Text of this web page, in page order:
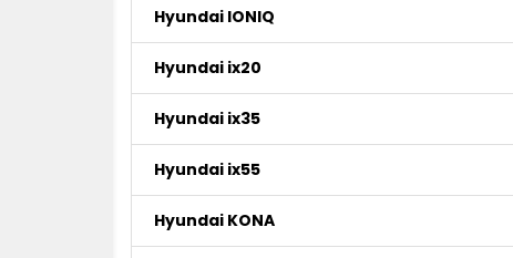
Hyundai IONIQ
Hyundai ix20
Hyundai ix35
Hyundai ix55
Hyundai KONA